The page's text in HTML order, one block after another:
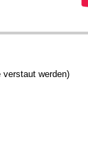
werden)